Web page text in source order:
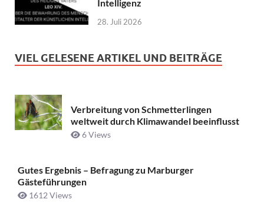
Intelligenz
28. Juli 2026
VIEL GELESENE ARTIKEL UND BEITRÄGE
Verbreitung von Schmetterlingen
weltweit durch Klimawandel beeinflusst
6 Views
Gutes Ergebnis – Befragung zu Marburger
Gästeführungen
1612 Views